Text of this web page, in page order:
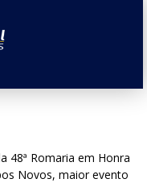
48ª Romaria em Honra
Novos, maior evento